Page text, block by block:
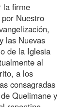
la firme
Nuestro
las Nuevas
de la Iglesia
al
a los
consagradas
Quelimane y